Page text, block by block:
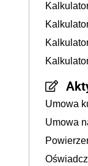
Umowa
Umowa